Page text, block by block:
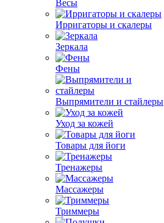
Весы
Ирригаторы и скалеры
Зеркала
Фены
Выпрямители и стайлеры
Уход за кожей
Товары для йоги
Тренажеры
Массажеры
Триммеры